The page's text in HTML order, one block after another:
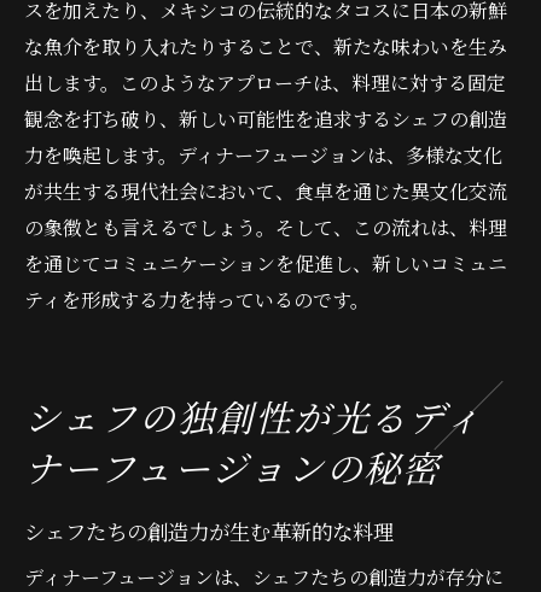
スを加えたり、メキシコの伝統的なタコスに日本の新鮮
な魚介を取り入れたりすることで、新たな味わいを生み
出します。このようなアプローチは、料理に対する固定
観念を打ち破り、新しい可能性を追求するシェフの創造
力を喚起します。ディナーフュージョンは、多様な文化
が共生する現代社会において、食卓を通じた異文化交流
の象徴とも言えるでしょう。そして、この流れは、料理
を通じてコミュニケーションを促進し、新しいコミュニ
ティを形成する力を持っているのです。
シェフの独創性が光るディ
ナーフュージョンの秘密
シェフたちの創造力が生む革新的な料理
ディナーフュージョンは、シェフたちの創造力が存分に